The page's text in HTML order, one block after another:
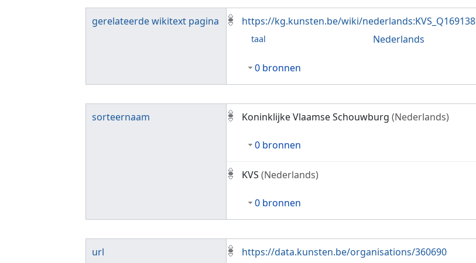
gerelateerde wikitext pagina https://kg.kunsten.be/wiki/nederlands:KVS_Q169138
taal Nederlands
0 bronnen
sorteernaam Koninklijke Vlaamse Schouwburg (Nederlands)
0 bronnen
KVS (Nederlands)
0 bronnen
url https://data.kunsten.be/organisations/360690